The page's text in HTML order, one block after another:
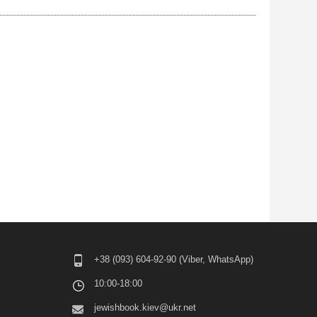
+38 (093) 604-92-90 (Viber, WhatsApp)
10:00-18:00
jewishbook.kiev@ukr.net